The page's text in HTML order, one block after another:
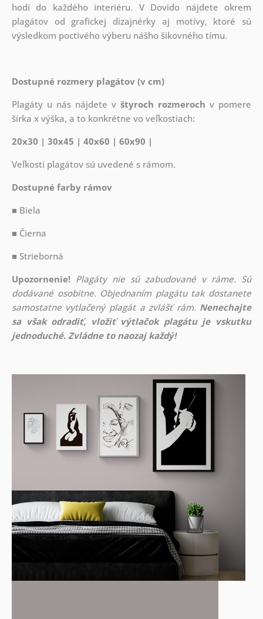
hodí do každého interiéru. V Dovido nájdete okrem
plagátov od grafickej dizajnérky aj motívy, ktoré sú
výsledkom poctivého výberu nášho šikovného tímu.
Dostupné rozmery plagátov (v cm)
Plagáty u nás nájdete vštyroch rozmeroch v pomere
šírka x výška, a to konkrétne vo veľkostiach:
20x30 | 30x45 | 40x60 | 60x90 |
Veľkosti plagátov sú uvedené s rámom.
Dostupné farby rámov
■ Biela
■ Čierna
■ Strieborná
Upozornenie! Plagáty nie sú zabudované v ráme. Sú
dodávané osobitne. Objednaním plagátu tak dostanete
samostatne vytlačený plagát a zvlášť rám. Nenechajte
sa však odradiť, vložiť výtlačok plagátu je vskutku
jednoduché. Zvládne to naozaj každý!